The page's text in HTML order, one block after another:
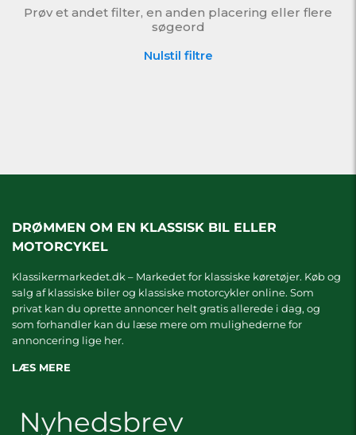
Prøv et andet filter, en anden placering eller flere
søgeord
Nulstil filtre
DRØMMEN OM EN KLASSISK BIL ELLER
MOTORCYKEL
Klassikermarkedet.dk – Markedet for klassiske køretøjer. Køb og
salg af klassiske biler og klassiske motorcykler online. Som
privat kan du oprette annoncer helt gratis allerede i dag, og
som forhandler kan du læse mere om mulighederne for
annoncering lige her.
LÆS MERE
Nyhedsbrev